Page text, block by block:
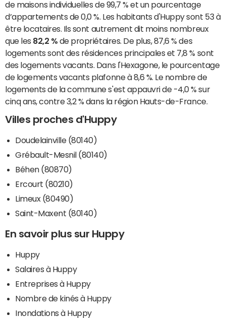
de maisons individuelles de 99,7 % et un pourcentage
d’appartements de 0,0 %. Les habitants d'Huppy sont 53 à
être locataires. Ils sont autrement dit moins nombreux
que les 82,2 % de propriétaires. De plus, 87,6 % des
logements sont des résidences principales et 7,8 % sont
des logements vacants. Dans l'Hexagone, le pourcentage
de logements vacants plafonne à 8,6 %. Le nombre de
logements de la commune s'est appauvri de -4,0 % sur
cinq ans, contre 3,2 % dans la région Hauts-de-France.
Villes proches d'Huppy
Doudelainville (80140)
Grébault-Mesnil (80140)
Béhen (80870)
Ercourt (80210)
Limeux (80490)
Saint-Maxent (80140)
En savoir plus sur Huppy
Huppy
Salaires à Huppy
Entreprises à Huppy
Nombre de kinés à Huppy
Inondations à Huppy